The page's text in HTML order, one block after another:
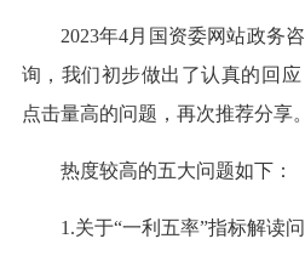
2023年4月国资委网站政务
询，我们初步做出了认真的回应
点击量高的问题，再次推荐分享。
热度较高的五大问题如下：
1.关于“一利五率”指标解读问